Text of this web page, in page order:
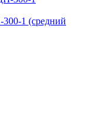
1 (средний